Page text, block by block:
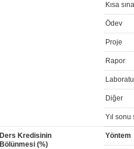
Kısa
Ödev
Proje
Rapor
Diğer
Yıl sonu
Ders Kredisinin
Bölünmesi (%)
Yöntem